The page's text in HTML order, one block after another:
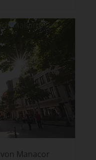
Manacor